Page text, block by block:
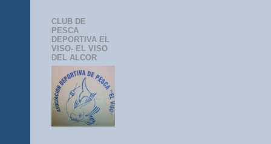
CLUB DE
PESCA
DEPORTIVA EL
VISO- EL VISO
DEL ALCOR